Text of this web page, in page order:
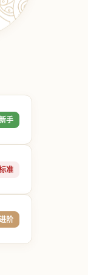
手
准
阶